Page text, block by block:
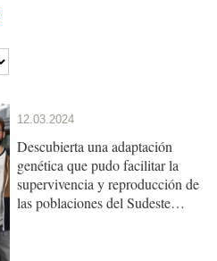
12.03.2024
Descubierta una adaptación
genética que pudo facilitar la
supervivencia y reproducción de
las poblaciones del Sudeste